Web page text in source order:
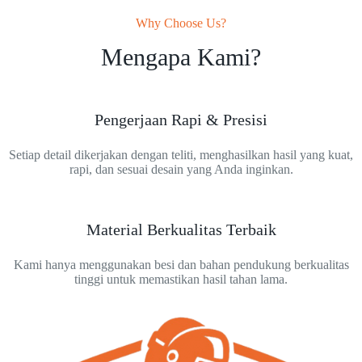
Why Choose Us?
Mengapa Kami?
Pengerjaan Rapi & Presisi
Setiap detail dikerjakan dengan teliti, menghasilkan hasil yang kuat,
rapi, dan sesuai desain yang Anda inginkan.
Material Berkualitas Terbaik
Kami hanya menggunakan besi dan bahan pendukung berkualitas
tinggi untuk memastikan hasil tahan lama.